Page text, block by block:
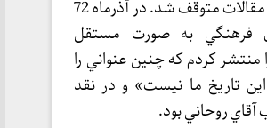
انتشار آن مقالات متوقف شد. در آذرماه 72
فرهنگي به صورت مستقل
منتشر كردم كه چنين عنواني را
تاريخ ما نيست» و در نقد
آقاي روحاني بود.